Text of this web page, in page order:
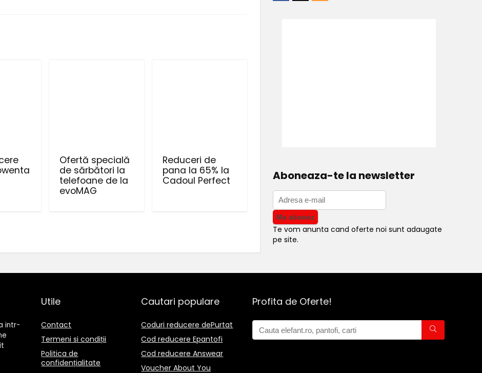
Ofertă specială
de sărbători la
telefoane de la
evoMAG
Reduceri de
pana la 65% la
Cadoul Perfect
Aboneaza-te la newsletter
Te vom anunta cand oferte noi sunt adaugate
pe site.
intr-
Utile
Contact
Termeni si condiții
Politica de
confidențialitate
Cautari populare
Coduri reducere dePurtat
Cod reducere Epantofi
Cod reducere Answear
Voucher About You
Profita de Oferte!